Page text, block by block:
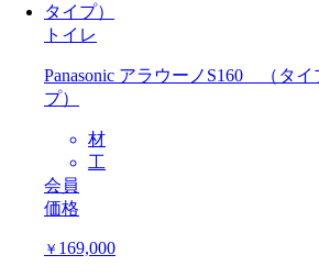
トイレ
Panasonic アラウーノS160 （タ
プ）
材
工
会員
価格
￥ 169,000